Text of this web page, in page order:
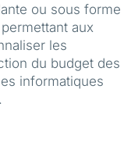
ou sous forme
aux
les
du budget des
informatiques